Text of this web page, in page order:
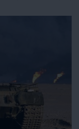
naturalmente o
mentores da
em fazê-la.
do
sobre o
mulheres
ou que
fiscal para o